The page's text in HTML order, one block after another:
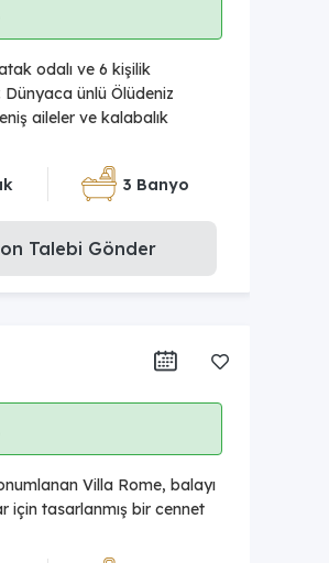
odalı ve 6 kişilik
ünlü Ölüdeniz
aileler ve kalabalık
3 Banyo
Talebi Gönder
Villa Rome, balayı
için tasarlanmış bir cennet